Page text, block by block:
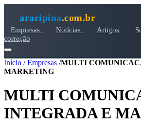
araripina.com.br
Empresas Notícias Artigos
correção
Início /Empresas /MULTI
MARKETING
MULTI
INTEGRADA E